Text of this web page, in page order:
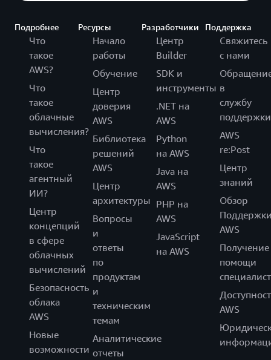
Подробнее
Что
такое
AWS?
Что
такое
облачные
вычисления?
Что
такое
агентный
ИИ?
Центр
концепций
в сфере
облачных
вычислений
Безопасность
облака
AWS
Новые
возможности
Ресурсы
Начало
работы
Обучение
Центр
доверия
AWS
Библиотека
решений
AWS
Центр
архитектуры
Вопросы
и
ответы
по
продуктам
и
техническим
темам
Аналитические
отчеты
Разработчики
Центр
Builder
SDK и
инструменты
.NET на
AWS
Python
на AWS
Java на
AWS
PHP на
AWS
JavaScript
на AWS
Поддержка
Свяжитесь
с нами
в
службу
поддержки
AWS
re:Post
Центр
знаний
Обзор
AWS
Получение
помощи
AWS